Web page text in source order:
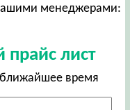
менеджерами:
лист
ближайшее время